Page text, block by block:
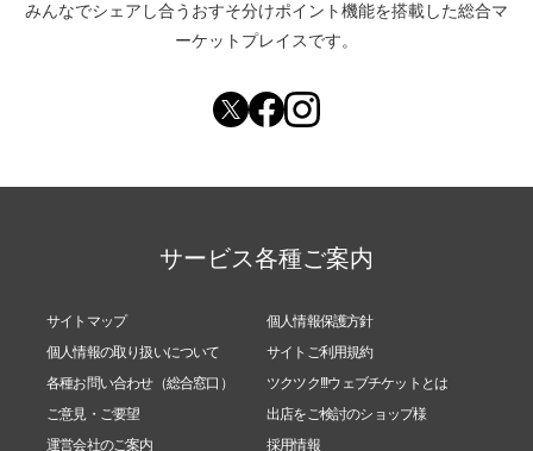
みんなでシェアし合う おすそ分けポイント機能を搭載した総合マ
ーケットプレイスです。
サービス各種ご案内
サイトマップ
個人情報保護方針
個人情報の取り扱いについて
サイトご利用規約
各種お問い合わせ（総合窓口）
ツクツク!!!ウェブチケットとは
ご意見・ご要望
出店をご検討のショップ様
運営会社のご案内
採用情報